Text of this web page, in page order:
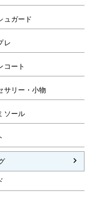
ュガード
レ
コート
サリー・小物
ソール